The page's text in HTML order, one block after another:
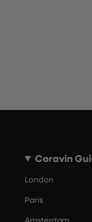
Coravin
London
Paris
Amsterdam